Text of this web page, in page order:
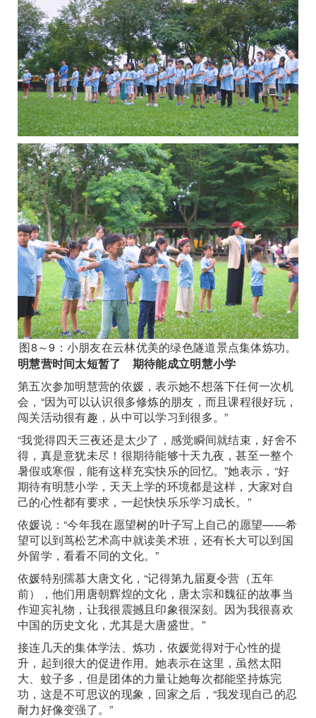
图8～9：小朋友在云林优美的绿色隧道景点集体炼功。
明慧营时间太短暂了 期待能成立明慧小学
第五次参加明慧营的依媛，表示她不想落下任何一次机
会，“因为可以认识很多修炼的朋友，而且课程很好玩，
闯关活动很有趣，从中可以学习到很多。”
“我觉得四天三夜还是太少了，感觉瞬间就结束，好舍不
得，真是意犹未尽！很期待能够十天九夜，甚至一整个
暑假或寒假，能有这样充实快乐的回忆。”她表示，“好
期待有明慧小学，天天上学的环境都是这样，大家对自
己的心性都有要求，一起快快乐乐学习成长。”
依媛说：“今年我在愿望树的叶子写上自己的愿望——希
望可以到茑松艺术高中就读美术班，还有长大可以到国
外留学，看看不同的文化。”
依媛特别孺慕大唐文化，“记得第九届夏令营（五年
前），他们用唐朝辉煌的文化，唐太宗和魏征的故事当
作迎宾礼物，让我很震撼且印象很深刻。因为我很喜欢
中国的历史文化，尤其是大唐盛世。”
接连几天的集体学法、炼功，依媛觉得对于心性的提
升，起到很大的促进作用。她表示在这里，虽然太阳
大、蚊子多，但是团体的力量让她每次都能坚持炼完
功，这是不可思议的现象，回家之后，“我发现自己的忍
耐力好像变强了。”